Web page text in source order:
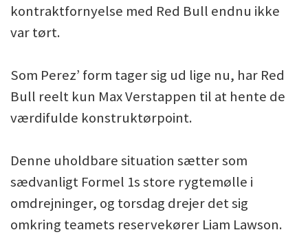
kontraktfornyelse med Red Bull endnu ikke
var tørt.
Som Perez’ form tager sig ud lige nu, har Red
Bull reelt kun Max Verstappen til at hente de
værdifulde konstruktørpoint.
Denne uholdbare situation sætter som
sædvanligt Formel 1s store rygtemølle i
omdrejninger, og torsdag drejer det sig
omkring teamets reservekører Liam Lawson.